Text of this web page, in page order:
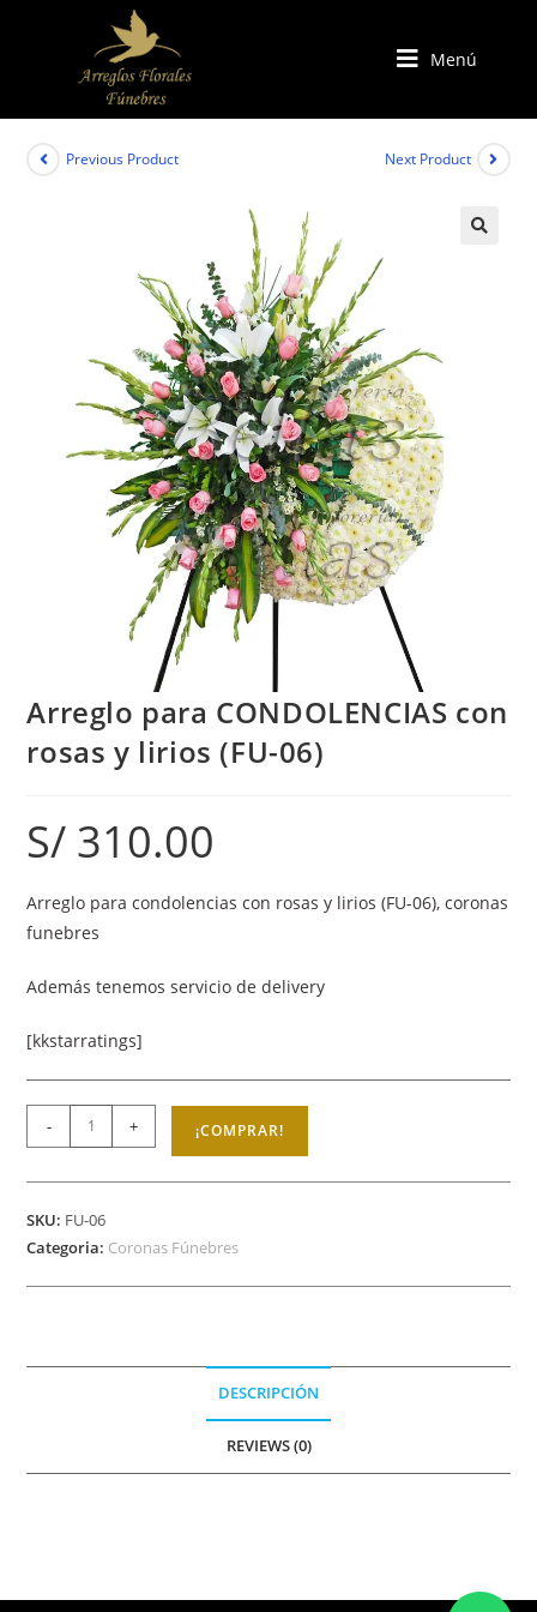
Menú
Previous Product Next Product
Arreglo para CONDOLENCIAS con
rosas y lirios (FU-06)
S/ 310.00
Arreglo para condolencias con rosas y lirios (FU-06), coronas
funebres
Además tenemos servicio de delivery
[kkstarratings]
- + ¡COMPRAR!
SKU: FU-06
Categoria: Coronas Fúnebres
DESCRIPCIÓN
REVIEWS (0)